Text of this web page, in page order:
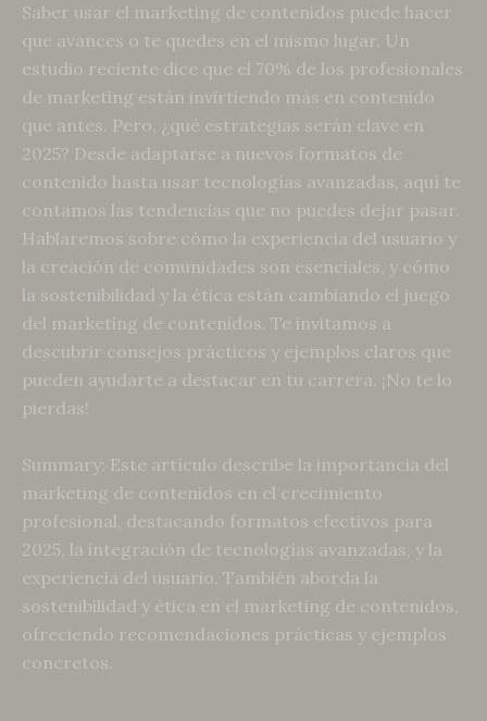
Saber usar el marketing de contenidos puede hacer
que avances o te quedes en el mismo lugar. Un
estudio reciente dice que el 70% de los profesionales
de marketing están invirtiendo más en contenido
que antes. Pero, ¿qué estrategias serán clave en
2025? Desde adaptarse a nuevos formatos de
contenido hasta usar tecnologías avanzadas, aquí te
contamos las tendencias que no puedes dejar pasar.
Hablaremos sobre cómo la experiencia del usuario y
la creación de comunidades son esenciales, y cómo
la sostenibilidad y la ética están cambiando el juego
del marketing de contenidos. Te invitamos a
descubrir consejos prácticos y ejemplos claros que
pueden ayudarte a destacar en tu carrera. ¡No te lo
pierdas!
Summary: Este artículo describe la importancia del
marketing de contenidos en el crecimiento
profesional, destacando formatos efectivos para
2025, la integración de tecnologías avanzadas, y la
experiencia del usuario. También aborda la
sostenibilidad y ética en el marketing de contenidos,
ofreciendo recomendaciones prácticas y ejemplos
concretos.